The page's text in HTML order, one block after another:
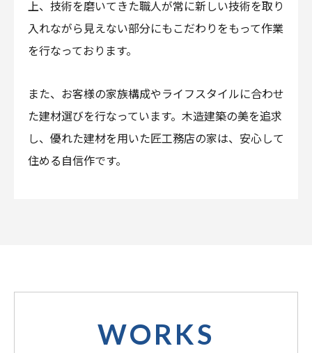
上、技術を磨いてきた職人が常に新しい技術を取り
入れながら見えない部分にもこだわりをもって作業
を行なっております。
また、お客様の家族構成やライフスタイルに合わせ
た建材選びを行なっています。木造建築の美を追求
し、優れた建材を用いた匠工務店の家は、安心して
住める自信作です。
WORKS